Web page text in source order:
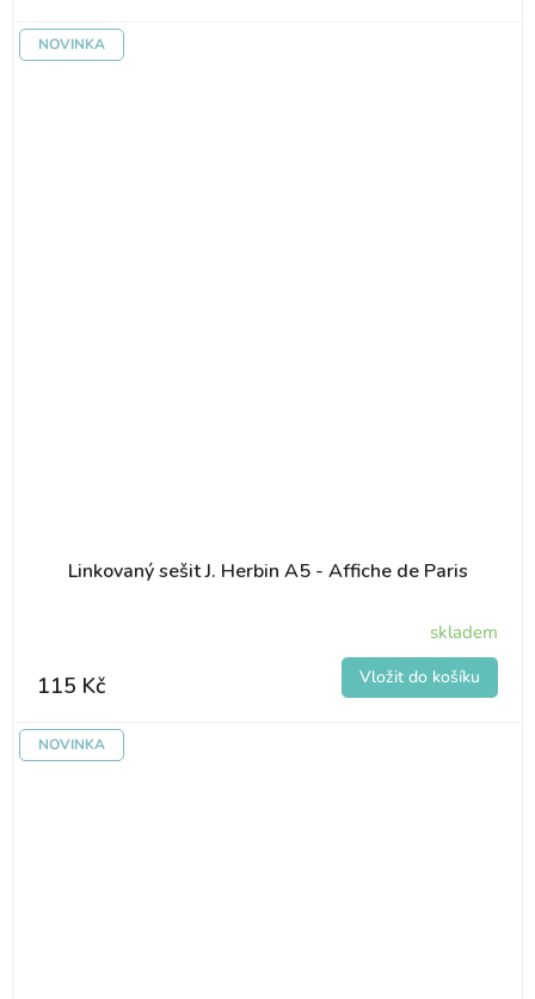
NOVINKA
Linkovaný sešit J. Herbin A5 - Affiche de Paris
skladem
115 Kč
NOVINKA